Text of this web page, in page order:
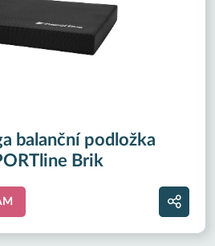
balanční podložka
Brik